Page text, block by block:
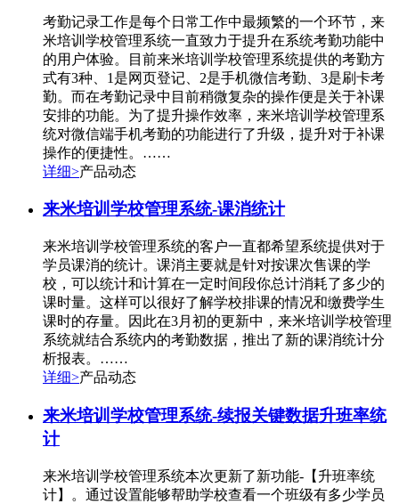
考勤记录工作是每个日常工作中最频繁的一个环节，来
米培训学校管理系统一直致力于提升在系统考勤功能中
的用户体验。目前来米培训学校管理系统提供的考勤方
式有3种、1是网页登记、2是手机微信考勤、3是刷卡考
勤。而在考勤记录中目前稍微复杂的操作便是关于补课
安排的功能。为了提升操作效率，来米培训学校管理系
统对微信端手机考勤的功能进行了升级，提升对于补课
操作的便捷性。……
详细>产品动态
来米培训学校管理系统-课消统计
来米培训学校管理系统的客户一直都希望系统提供对于
学员课消的统计。课消主要就是针对按课次售课的学
校，可以统计和计算在一定时间段你总计消耗了多少的
课时量。这样可以很好了解学校排课的情况和缴费学生
课时的存量。因此在3月初的更新中，来米培训学校管理
系统就结合系统内的考勤数据，推出了新的课消统计分
析报表。……
详细>产品动态
来米培训学校管理系统-续报关键数据升班率统
计
来米培训学校管理系统本次更新了新功能-【升班率统
计】。通过设置能够帮助学校查看一个班级有多少学员